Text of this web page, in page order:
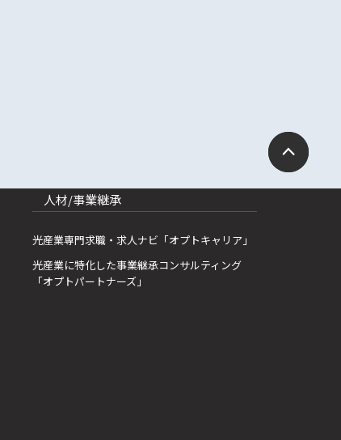
人材/事業継承
光産業専門求職・求人ナビ「オプトキャリア」
光産業に特化した事業継承コンサルティング
「オプトパートナーズ」